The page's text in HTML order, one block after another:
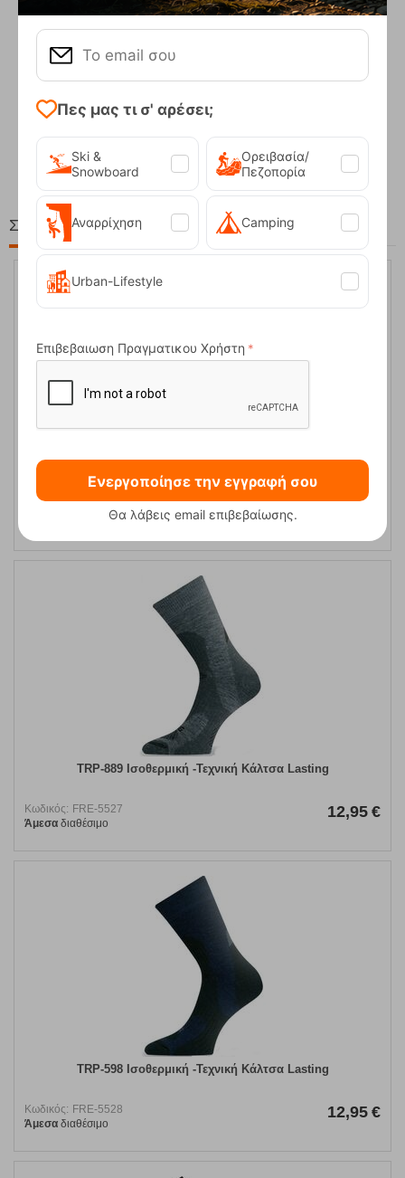
Compact Ocean Blue Τηλεσκοπικά Μπατόν Πεζ...
62,50
Στη ίδια Τιμή!
FRE-4799
TRP-889 Ισοθερμική -Τεχνική Κάλτσα Lasting
Κωδικός: FRE-5527
Άμεσα διαθέσιμο
12,95 €
TRP-598 Ισοθερμική -Τεχνική Κάλτσα Lasting
Κωδικός: FRE-5528
Άμεσα διαθέσιμο
12,95 €
Πες μας τι σ' αρέσει;
Ski &
Snowboard
Ορειβασία/
Πεζοπορία
Αναρρίχηση Camping
Urban-Lifestyle
Επιβεβαιωση Πραγματικου Χρήστη
Ενεργοποίησε την εγγραφή σου
Θα λάβεις email επιβεβαίωσης.